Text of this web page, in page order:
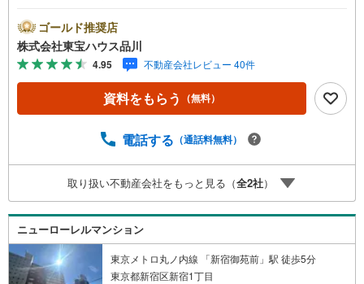
とも包み隠さずお伝えし、「納得して選ぶ」ためのサポー
トを大切にしています。現地でしか分からないリアルな情
報も含めて、一緒に後悔しない住まい探しを進めていきま
しょう。まずはお気軽にご相談ください。【Yahoo！ 不動
産キャンペーン対象店舗】当店で物件を成約するとPayPay
ボーナスライトがもらえる「Yahoo！ 不動産 物件ご成約キ
予約をする」ボタンからお問い合わせください。※必ずYah
スライトは出金と譲渡はできません。ご案内・詳細な資料
のご請求はお気軽にどうぞ♪お電話でのお問い合わせも常
時受け付けております！お気軽にお問い合わせください。
ゴールド推奨店
株式会社東宝ハウス品川
4.95 不動産会社レビュー 40件
資料をもらう （無料）
電話する （通話料無料）
取り扱い不動産会社をもっと見る（全2社）
ニューローレルマンション
東京メトロ丸ノ内線 「新宿御苑前」駅 徒歩5分
東京都新宿区新宿1丁目